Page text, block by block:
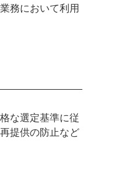
務において利用
な選定基準に従
提供の防止など